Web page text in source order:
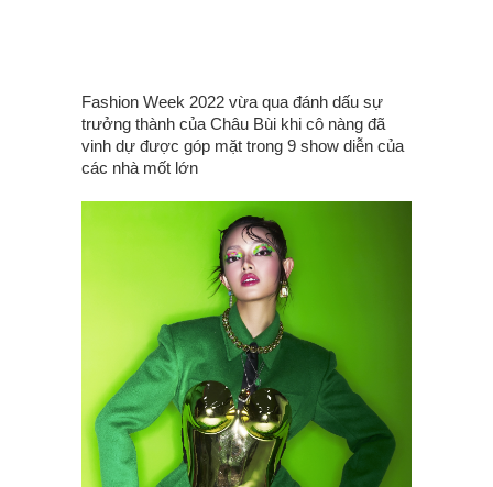
Fashion Week 2022 vừa qua đánh dấu sự
trưởng thành của Châu Bùi khi cô nàng đã
vinh dự được góp mặt trong 9 show diễn của
các nhà mốt lớn